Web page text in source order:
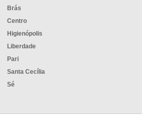
Brás
Centro
Higienópolis
Liberdade
Pari
Santa Cecília
Sé